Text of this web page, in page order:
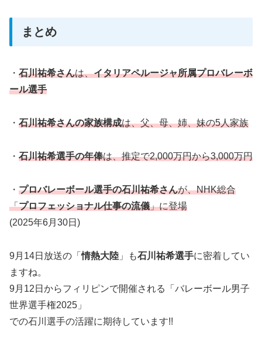
まとめ
・ 石川祐希さんは、イタリアペルージャ所属プロバレーボ
ール選手
・ 石川祐希さんの家族構成は、父、母、姉、妹の5人家族
・ 石川祐希選手の年俸は、推定で2,000万円から3,000万円
・ プロバレーボール選手の石川祐希さんが、NHK総合
「プロフェッショナル仕事の流儀」に登場
(2025年6月30日)
9月14日放送の「情熱大陸 」も石川祐希選手に密着してい
ますね。
9月12日からフィリピンで開催される「バレーボール男子
世界選手権2025」
での石川選手の活躍に期待しています!!